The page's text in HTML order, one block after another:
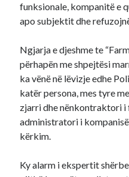
funksionale, kompanitë e
apo subjektit dhe
Ngjarja e djeshme te
përhapën me shpejtësi
ka vënë në lëvizje edhe
katër persona, mes tyre
zjarri dhe nënkontraktori i
administratori i kompanisë
kërkim.
Ky alarm i ekspertit